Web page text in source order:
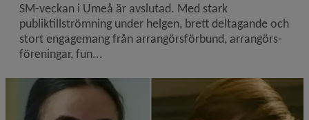
SM-veckan i Umeå är avslutad. Med stark
publiktillströmning under helgen, brett deltagande och
stort engagemang från arrangörsförbund, arrangörs­
föreningar, fun...